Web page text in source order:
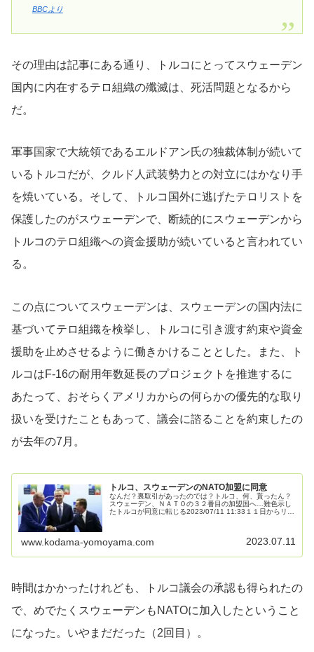
BBCより
その理由は記事にある通り、トルコにとってスウェーデン
国内に内在するテロ組織の殲滅は、死活問題となるから
だ。
軍事国家で大統領であるエルドアン氏の独裁体制が続いて
いるトルコだが、クルド人武装勢力との対立にはかなり手
を焼いている。そして、トルコ国外に逃げたテロリストを
保護したのがスウェーデンで、断続的にスウェーデンから
トルコのテロ組織への資金援助が続いていると言われてい
る。
この点についてスウェーデンは、スウェーデンの国内法に
基づいてテロ組織を検挙し、トルコに引き渡す約束や資金
援助を止めさせるように働きかけることとした。また、ト
ルコはF-16の耐用年数延長のプロジェクトを推進するに
あたって、おそらくアメリカからの何らかの優先的な取り
扱いを受けたこともあって、議会に諮ることを約束したの
が去年の7月。
トルコ、スウェーデンのNATO加盟に同意
なんだ？裏取引があったのでは？トルコ、何、貰ったん？
スウェーデン、ＮＡＴＯの３２番目の加盟国へ…難色示し
たトルコが同意に転じる2023/07/11 11:33１１日からリト
www.kodama-yomoyama.com 2023.07.11
時間はかかったけれども、トルコ議会の承認も得られたの
で、めでたくスウェーデンもNATOに加入したということ
になった。いやまだだった（2回目）。